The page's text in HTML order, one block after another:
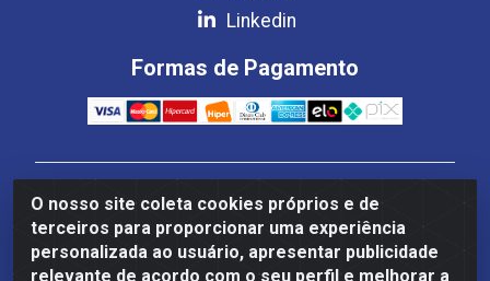
O nosso site coleta cookies próprios e de
terceiros para proporcionar uma experiência
personalizada ao usuário, apresentar publicidade
relevante de acordo com o seu perfil e melhorar a
Linkedin
Formas de Pagamento
Estrela Distribuição LTDA - CNPJ 08.691.096/0001-93 -
Setor Setor de Industria Qi 22 Lt 7, 9, 11, 13, 14 Ao 32,
S/NC - Setor Industrial Ceilândia, Brasília/DF - CEP
72265-220